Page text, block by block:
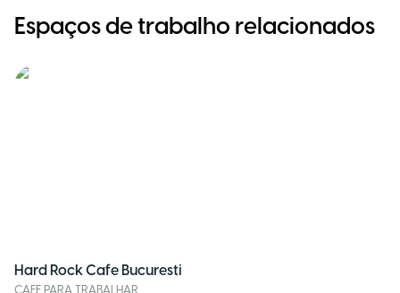
Espaços de trabalho relacionados
Hard Rock Cafe Bucuresti